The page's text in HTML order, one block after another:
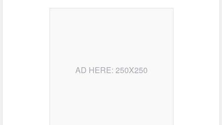
AD HERE: 250X250